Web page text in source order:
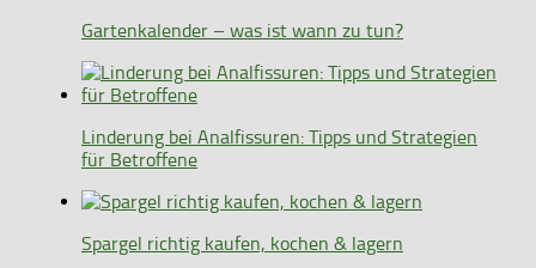
Gartenkalender – was ist wann zu tun?
Linderung bei Analfissuren: Tipps und Strategien
für Betroffene
Spargel richtig kaufen, kochen & lagern